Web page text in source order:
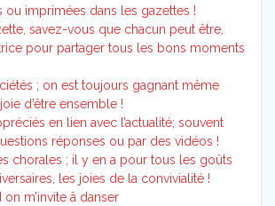
ou imprimées dans les gazettes !
savez-vous que chacun peut être,
pour partager tous les bons moments
; on est toujours gagnant même
d’être ensemble !
en lien avec l’actualité; souvent
réponses ou par des vidéos !
chorales ; il y en a pour tous les goûts
les joies de la convivialité !
on m’invite â danser